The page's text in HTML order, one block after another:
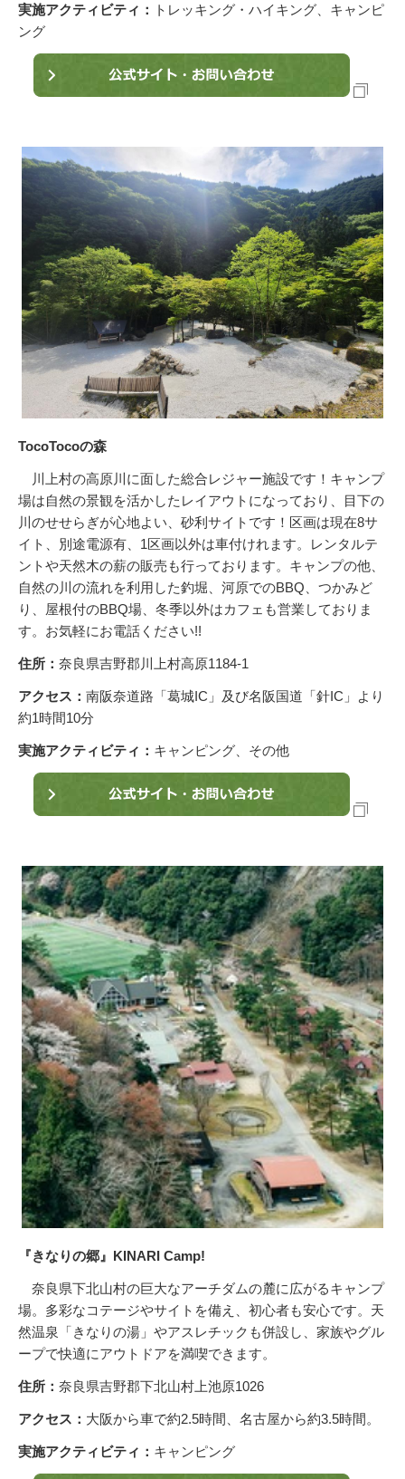
実施アクティビティ：
トレッキング・ハイキング、キャンピ
ング
TocoTocoの森
川上村の高原川に面した総合レジャー施設です！キャンプ
場は自然の景観を活かしたレイアウトになっており、目下の
川のせせらぎが心地よい、砂利サイトです！区画は現在8サ
イト、別途電源有、1区画以外は車付けれます。レンタルテ
ントや天然木の薪の販売も行っております。キャンプの他、
自然の川の流れを利用した釣堀、河原でのBBQ、つかみど
り、屋根付のBBQ場、冬季以外はカフェも営業しておりま
す。お気軽にお電話ください!!
住所： 奈良県吉野郡川上村高原1184-1
アクセス： 南阪奈道路「葛城IC」及び名阪国道「針IC」より
約1時間10分
実施アクティビティ： キャンピング、その他
『きなりの郷』KINARI Camp!
奈良県下北山村の巨大なアーチダムの麓に広がるキャンプ
場。多彩なコテージやサイトを備え、初心者も安心です。天
然温泉「きなりの湯」やアスレチックも併設し、家族やグル
ープで快適にアウトドアを満喫できます。
住所： 奈良県吉野郡下北山村上池原1026
アクセス： 大阪から車で約2.5時間、名古屋から約3.5時間。
実施アクティビティ： キャンピング